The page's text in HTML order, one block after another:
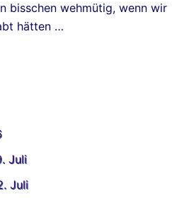
bisschen wehmütig, wenn wir
hätten …
Juli
Juli